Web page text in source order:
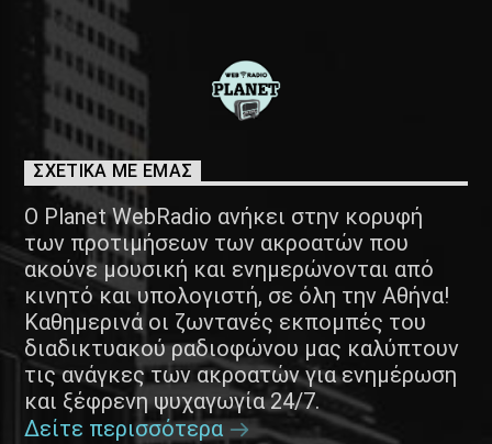
ΣΧΕΤΙΚΑ ΜΕ ΕΜΑΣ
Ο Planet WebRadio ανήκει στην κορυφή
των προτιμήσεων των ακροατών που
ακούνε μουσική και ενημερώνονται από
κινητό και υπολογιστή, σε όλη την Αθήνα!
Καθημερινά οι ζωντανές εκπομπές του
διαδικτυακού ραδιοφώνου μας καλύπτουν
τις ανάγκες των ακροατών για ενημέρωση
και ξέφρενη ψυχαγωγία 24/7.
Δείτε περισσότερα